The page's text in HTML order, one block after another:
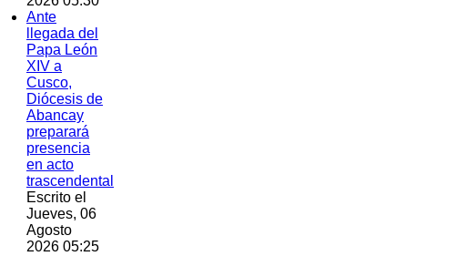
Ante
llegada del
Papa León
XIV a
Cusco,
Diócesis de
Abancay
preparará
presencia
en acto
trascendental
Escrito el
Jueves, 06
Agosto
2026 05:25